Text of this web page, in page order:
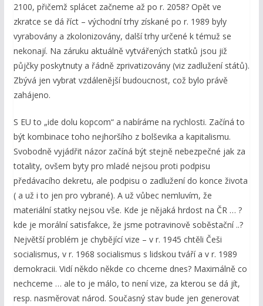
2100, přičemž splácet začneme až po r. 2058? Opět ve
zkratce se dá říct – východní trhy získané po r. 1989 byly
vyrabovány a zkolonizovány, další trhy určené k témuž se
nekonají. Na záruku aktuálně vytvářených statků jsou již
půjčky poskytnuty a řádně zprivatizovány (viz zadlužení států).
Zbývá jen vybrat vzdálenější budoucnost, což bylo právě
zahájeno.
S EU to „ide dolu kopcom“ a nabíráme na rychlosti. Začíná to
být kombinace toho nejhoršího z bolševika a kapitalismu.
Svobodně vyjádřit názor začíná být stejně nebezpečné jak za
totality, ovšem byty pro mladé nejsou proti podpisu
předávacího dekretu, ale podpisu o zadlužení do konce života
( a už i to jen pro vybrané). A už vůbec nemluvím, že
materiální statky nejsou vše. Kde je nějaká hrdost na ČR … ?
kde je morální satisfakce, že jsme potravinově soběstační ..?
Největší problém je chybějící vize – v r. 1945 chtěli Češi
socialismus, v r. 1968 socialismus s lidskou tváří a v r. 1989
demokracii. Vidí někdo někde co chceme dnes? Maximálně co
nechceme … ale to je málo, to není vize, za kterou se dá jít,
resp. nasměrovat národ. Současný stav bude jen generovat